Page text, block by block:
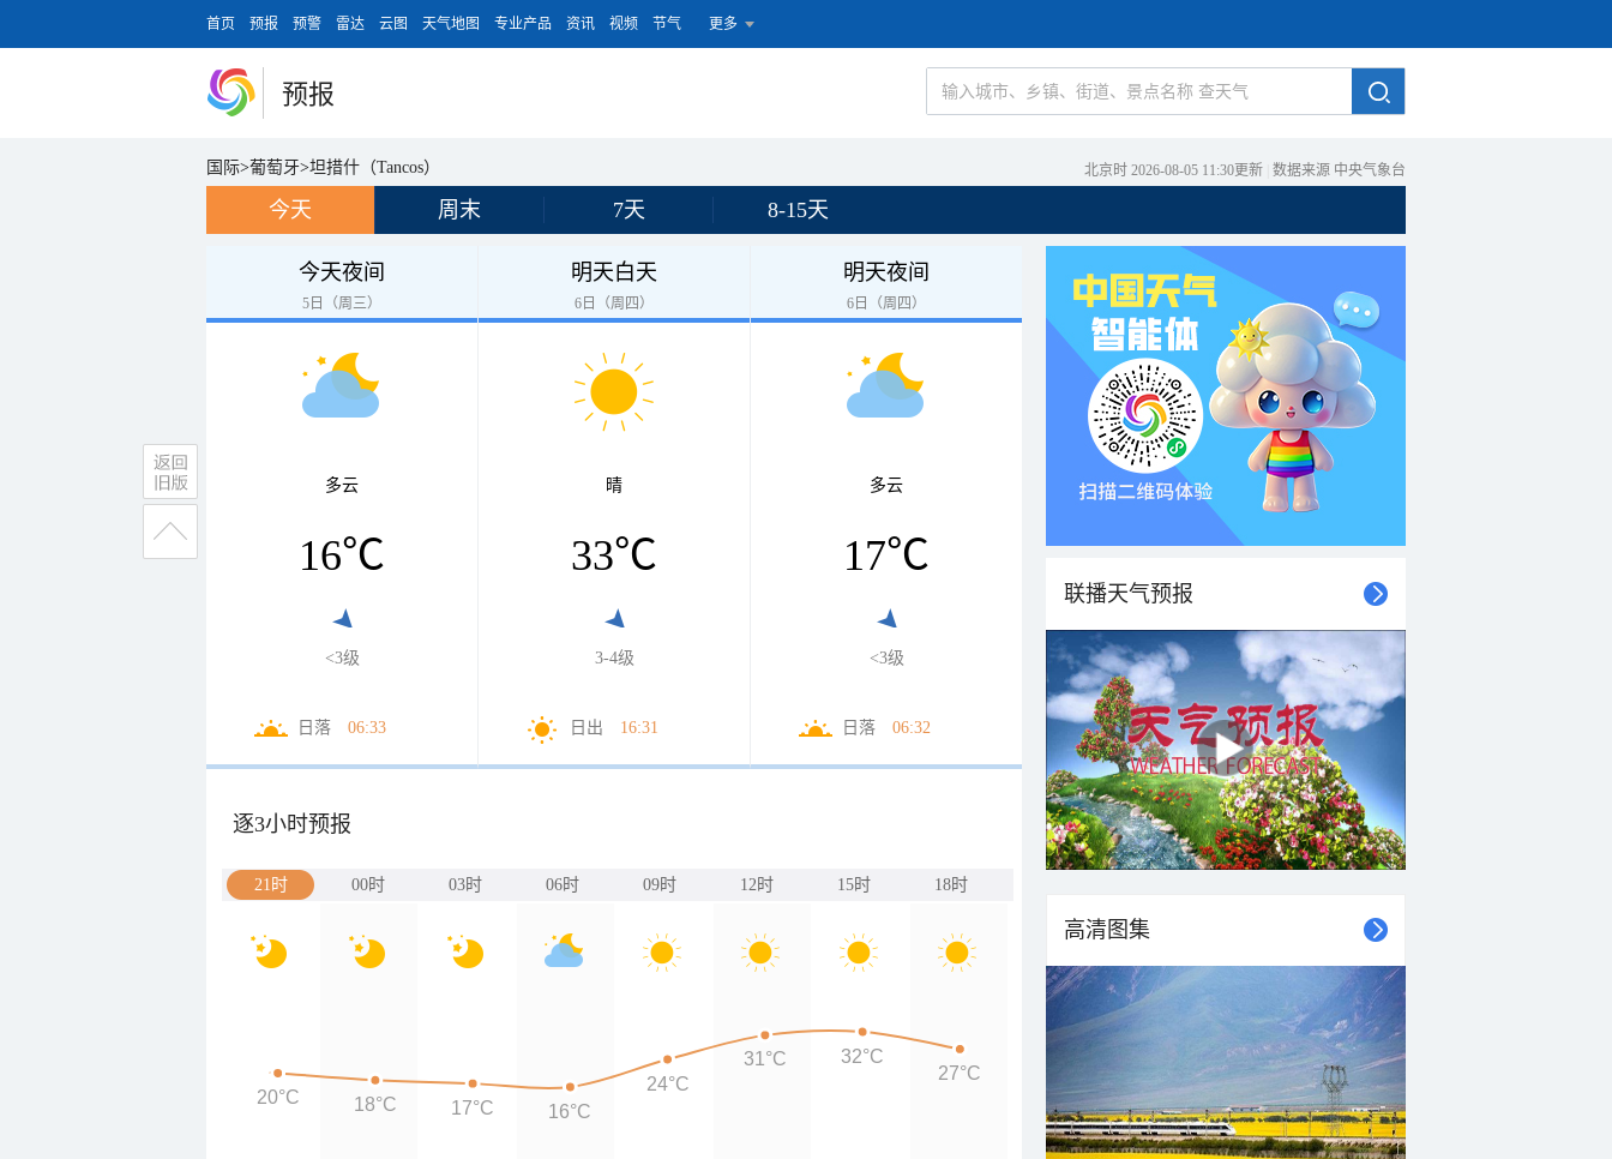
首页 预报 预警 雷达 云图 天气地图 专业产品 资讯 视频 节气 更多
预报
国际>葡萄牙>坦措什（Tancos） 北京时 2026-08-05 11:30更新 数据来源 中央气象台
今天 周末 7天 8-15天
今天夜间
5日（周三）
多云
16℃
<3级
日落 06:33
明天白天
6日（周四）
晴
33℃
3-4级
日出 16:31
明天夜间
6日（周四）
多云
17℃
<3级
日落 06:32
逐3小时预报
21时 00时 03时 06时 09时 12时 15时 18时
20°C 18°C 17°C 16°C
24°C
31°C
32°C
27°C
联播天气预报
高清图集